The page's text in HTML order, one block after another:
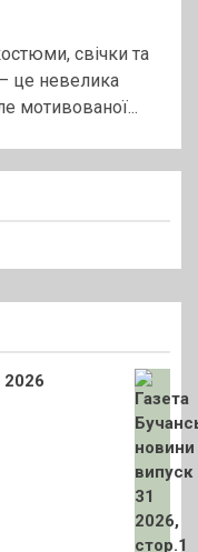
свічки та
це невелика
мотивованої...
2026